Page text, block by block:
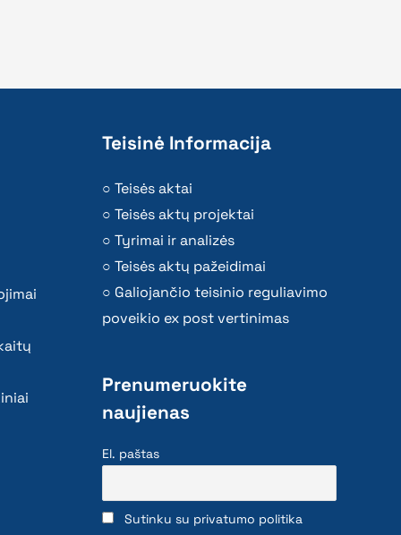
Teisinė Informacija
Teisės aktai
Teisės aktų projektai
Tyrimai ir analizės
Teisės aktų pažeidimai
Galiojančio teisinio reguliavimo
poveikio ex post vertinimas
Prenumeruokite
naujienas
El. paštas
Sutinku su privatumo politika